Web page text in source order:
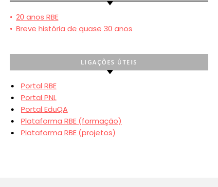
• 20 anos RBE
• Breve história de quase 30 anos
LIGAÇÕES ÚTEIS
Portal RBE
Portal PNL
Portal EduQA
Plataforma RBE (formação)
Plataforma RBE (projetos)